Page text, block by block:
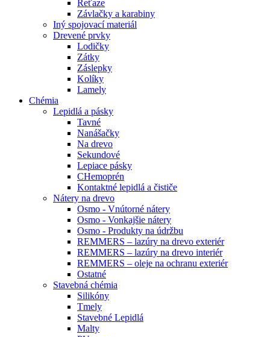
Reťaze
Závlačky a karabiny
Iný spojovací materiál
Drevené prvky
Lodičky
Zátky
Záslepky
Kolíky
Lamely
Chémia
Lepidlá a pásky
Tavné
Nanášačky
Na drevo
Sekundové
Lepiace pásky
CHemoprén
Kontaktné lepidlá a čističe
Nátery na drevo
Osmo - Vnútorné nátery
Osmo - Vonkajšie nátery
Osmo - Produkty na údržbu
REMMERS – lazúry na drevo exteriér
REMMERS – lazúry na drevo interiér
REMMERS – oleje na ochranu exteriér
Ostatné
Stavebná chémia
Silikóny
Tmely
Stavebné Lepidlá
Malty